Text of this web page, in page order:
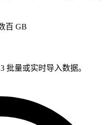
百 GB
批量或实时导入数据。